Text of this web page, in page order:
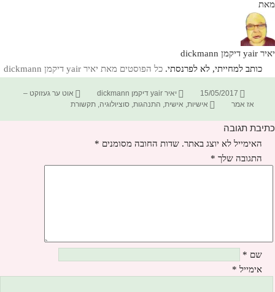
מאת
יאיר yair דיקמן dickmann
כותב למחייתי, לא לפרנסתי. כל הפוסטים מאת יאיר yair דיקמן dickmann‏
פורסם
בתאריך
15/05/2017 מחבר
יאיר yair דיקמן dickmann קטגוריות
אוט ער געזוקט –
אז אמר
תגיות
אישיות, אישית, התנהגות,סוציולוגיה,תקשורת
כתיבת תגובה
האימייל לא יוצג באתר. שדות החובה מסומנים *
התגובה שלך *
שם *
אימייל *